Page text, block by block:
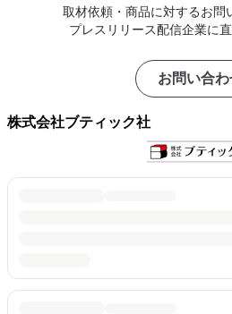
取材依頼・商品に対するお問
プレスリリース配信企業に
お問い合わ
株式会社ブティック社